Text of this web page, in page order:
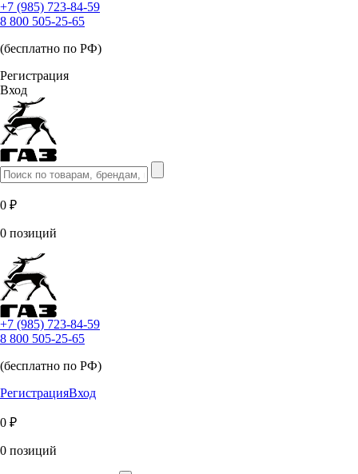
+7 (985) 723-84-59
8 800 505-25-65
(бесплатно по РФ)
Регистрация
Вход
0 ₽
0 позиций
+7 (985) 723-84-59
8 800 505-25-65
(бесплатно по РФ)
РегистрацияВход
0 ₽
0 позиций